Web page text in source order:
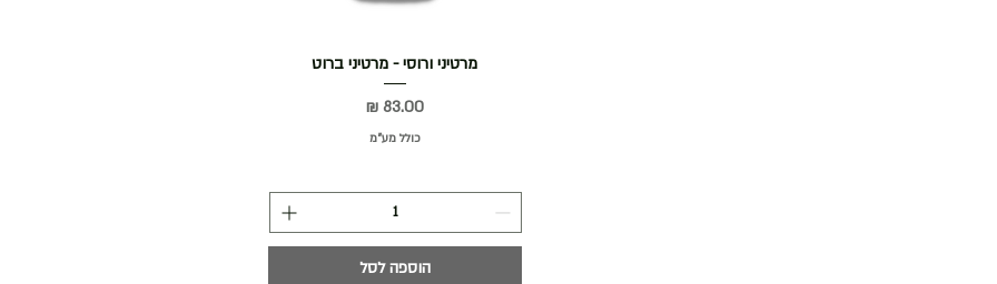
תצוגה מהירה
מרטיני ורוסי - מרטיני ברוט
מחיר
כולל מע״מ
הוספה לסל